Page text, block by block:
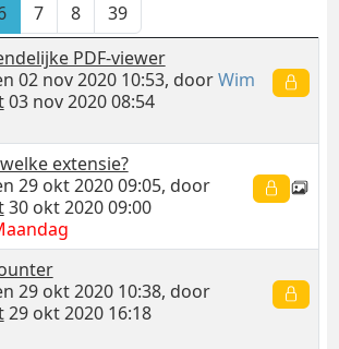
7 8
39
PDF-viewer
02 nov 2020 10:53, doorWim
03 nov 2020 08:54
extensie?
29 okt 2020 09:05, door
30 okt 2020 09:00
29 okt 2020 10:38, door
29 okt 2020 16:18